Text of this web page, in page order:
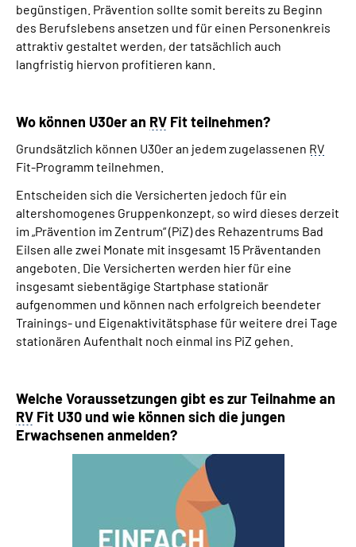
begünstigen. Prävention sollte somit bereits zu Beginn
des Berufslebens ansetzen und für einen Personenkreis
attraktiv gestaltet werden, der tatsächlich auch
langfristig hiervon profitieren kann.
Wo können U30er an RV Fit teilnehmen?
Grundsätzlich können U30er an jedem zugelassenen RV
Fit-Programm teilnehmen.
Entscheiden sich die Versicherten jedoch für ein
altershomogenes Gruppenkonzept, so wird dieses derzeit
im „Prävention im Zentrum“ (PiZ) des Rehazentrums Bad
Eilsen alle zwei Monate mit insgesamt 15 Präventanden
angeboten. Die Versicherten werden hier für eine
insgesamt siebentägige Startphase stationär
aufgenommen und können nach erfolgreich beendeter
Trainings- und Eigenaktivitätsphase für weitere drei Tage
stationären Aufenthalt noch einmal ins PiZ gehen.
Welche Voraussetzungen gibt es zur Teilnahme an
RV Fit U30 und wie können sich die jungen
Erwachsenen anmelden?